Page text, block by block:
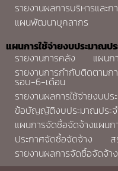
รายงานผลการบริหารและ
แผนพัฒนาบุคลากร
แผนการใช้จ่ายงบประมาณปร
รายงานการคลัง
แผนก
รายงานการกำกับติดตามก
รอบ-6-เดือน
รายงานผลการใช้จ่ายงบป
ข้อบัญญัติงบประมาณประ
แผนการจัดซื้อจัดจ้างแผน
ประกาศจัดซื้อจัดจ้าง
รายงานผลการจัดซื้อจัดจ้า